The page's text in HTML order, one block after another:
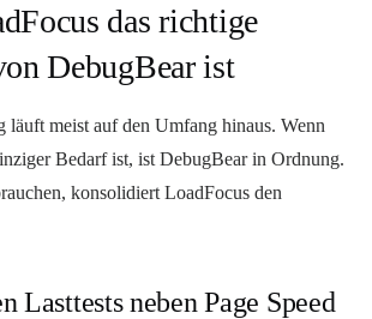
das richtige
DebugBear ist
läuft meist auf den Umfang hinaus. Wenn
Bedarf ist, ist DebugBear in Ordnung.
konsolidiert LoadFocus den
Lasttests neben Page Speed